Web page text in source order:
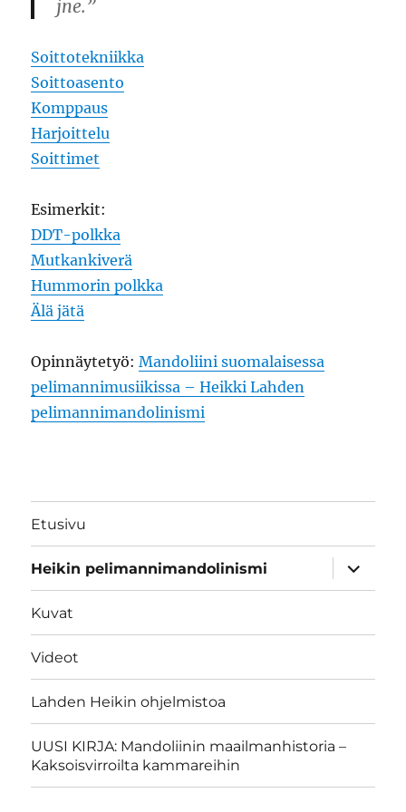
jne.”
Soittotekniikka
Soittoasento
Komppaus
Harjoittelu
Soittimet
Esimerkit:
DDT-polkka
Mutkankiverä
Hummorin polkka
Älä jätä
Opinnäytetyö:Mandoliini suomalaisessa
pelimannimusiikissa – Heikki Lahden
pelimannimandolinismi
Etusivu
Heikin pelimannimandolinismi
näytä
Kuvat
Videot
Lahden Heikin ohjelmistoa
UUSI KIRJA: Mandoliinin maailmanhistoria –
Kaksoisvirroilta kammareihin